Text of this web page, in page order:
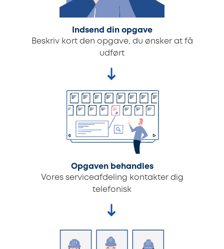
Indsend din opgave
Beskriv kort den opgave, du ønsker at få
udført
Opgaven behandles
Vores serviceafdeling kontakter dig
telefonisk